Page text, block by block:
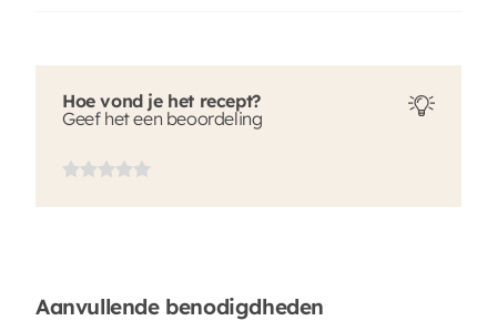
Hoe vond je het recept?
Geef het een beoordeling
Aanvullende benodigdheden